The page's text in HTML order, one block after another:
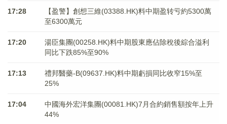
17:28
【盈警】創想三維(03388.HK)料中期盈转亏約5300萬
至6300萬元
17:20
湯臣集團(00258.HK)料中期股東應佔除稅後綜合溢利
同比下跌85%至90%
17:13
禮邦醫藥-B(09637.HK)料中期虧損同比收窄15%至
25%
17:04
中國海外宏洋集團(00081.HK)7月合約銷售額按年上升
44%